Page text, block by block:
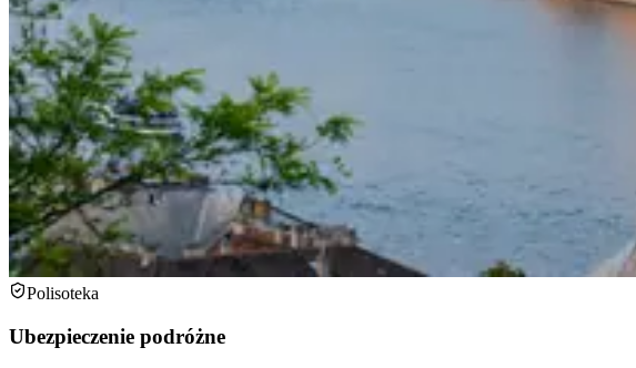
Polisoteka
Ubezpieczenie podróżne